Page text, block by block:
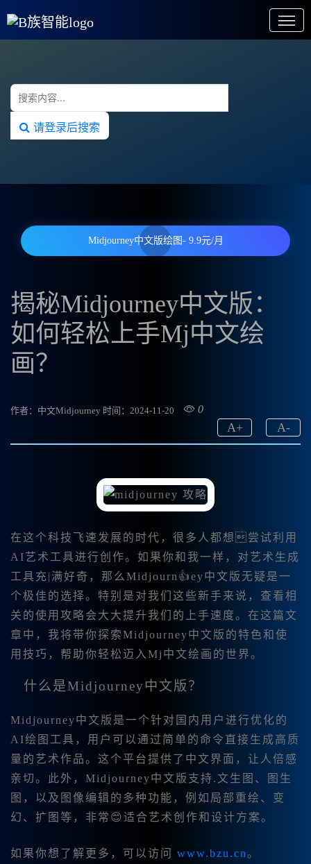
请登录后搜索
Midjourney中文版绘图- 9.9元/月
揭秘Midjourney中文版：
如何轻松上手Mj中文绘
画？
作者：中文Midjourney 时间：2024-11-20 0
A-
A+
在这个科技飞速发展的时代，很多人都想尝试利用
AI艺术工具进行创作。如果你和我一样，对艺术生成
工具充|满好奇，那么Midjourn👍ey中文版无疑是一
个极佳的选择。特别是对我们这些新手来说，查看相
关的使用攻略会大大提升我们的上手速度。在这篇文
章中，我将带你探索Midjourney中文版的特色和使
用技巧，帮助你轻松迈入Mj中文绘画的世界。
什么是Midjourney中文版？
Midjourney中文版是一个针对国内用户进行优化的
AI绘图工具，用户可以通过简单的命令直接生成高质
量的艺术作品。这个平台提供了 中文界面，让人倍感
亲切。此外，Midjourney中文版支持.文生图、图生
图，以及图像编辑的多种功能，例如局部重绘、变
幻、扩图等，非常😊适合艺术创作和设计方案。
如果你想了解更多，可以访问 www.bzu.cn。